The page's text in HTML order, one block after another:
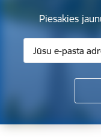
Piesakies
Kājene